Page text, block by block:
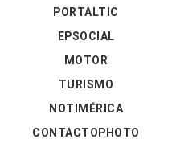
PORTALTIC
EPSOCIAL
MOTOR
TURISMO
NOTIMÉRICA
CONTACTOPHOTO